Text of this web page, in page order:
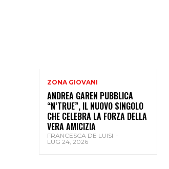
ZONA GIOVANI
ANDREA GAREN PUBBLICA
“N’TRUE”, IL NUOVO SINGOLO
CHE CELEBRA LA FORZA DELLA
VERA AMICIZIA
FRANCESCA DE LUISI -
LUG 24, 2026